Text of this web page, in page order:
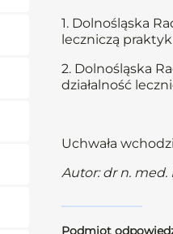
1. Dolnośląska
leczniczą
2. Dolnośląska
działalność
Uchwała
Autor: dr n. med.
Podmiot